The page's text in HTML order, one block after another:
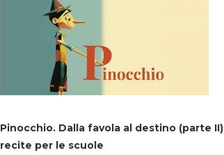
Pinocchio. Dalla favola al destino (parte II)
recite per le scuole